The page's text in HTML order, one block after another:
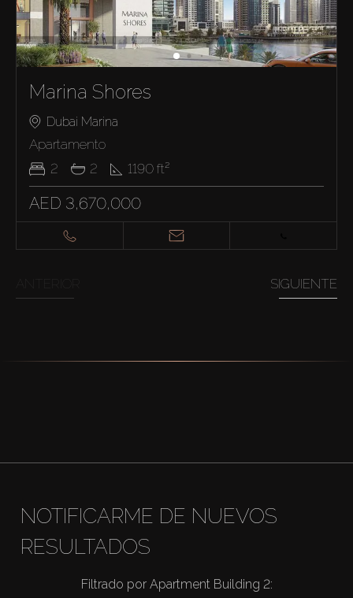
Marina Shores
Dubai Marina
Apartamento
2
2 1190 ft²
AED 3,670,000
SIGUIENTE
NOTIFICARME DE NUEVOS
RESULTADOS
Filtrado por Apartment Building 2: